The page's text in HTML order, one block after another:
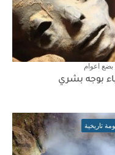
بضع اعوام
بوجه بشري
تاريخية